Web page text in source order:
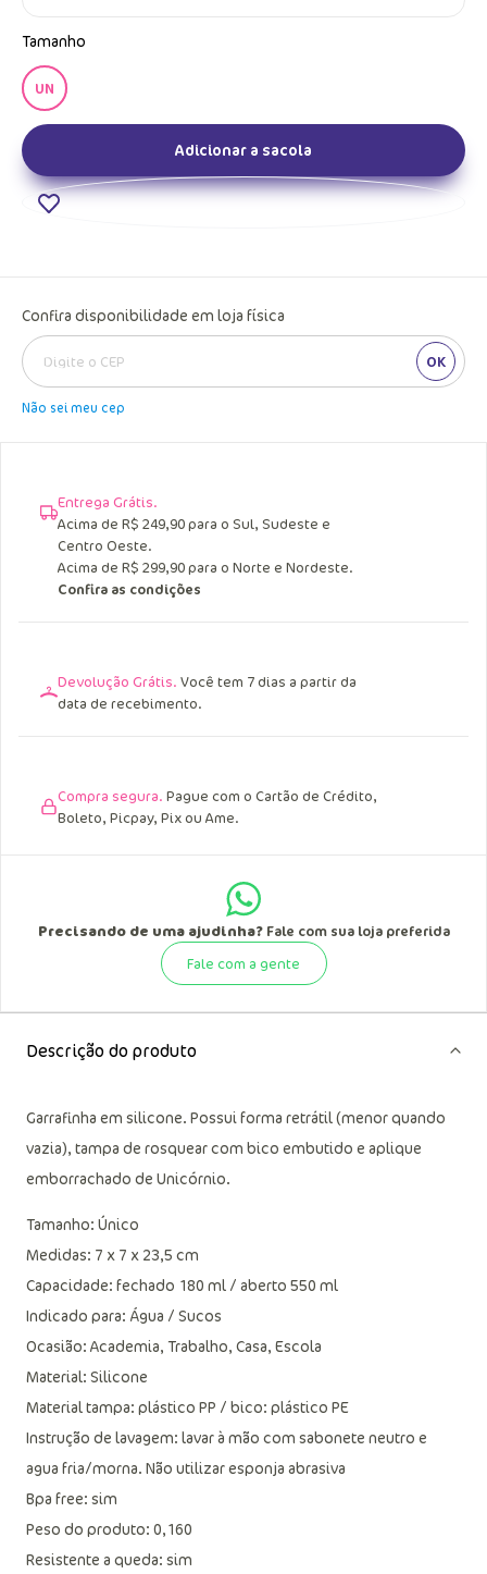
Tamanho
UN
Adicionar a sacola
Confira disponibilidade em loja física
OK
Não sei meu cep
Entrega Grátis.
Acima de R$ 249,90 para o Sul, Sudeste e
Centro Oeste.
Acima de R$ 299,90 para o Norte e Nordeste.
Confira as condições
Devolução Grátis. Você tem 7 dias a partir da
data de recebimento.
Compra segura. Pague com o Cartão de Crédito,
Boleto, Picpay, Pix ou Ame.
Precisando de uma ajudinha?Fale com sua loja preferida
Fale com a gente
Descrição do produto
Garrafinha em silicone. Possui forma retrátil (menor quando
vazia), tampa de rosquear com bico embutido e aplique
emborrachado de Unicórnio.
Tamanho: Único
Medidas: 7 x 7 x 23,5 cm
Capacidade: fechado 180 ml / aberto 550 ml
Indicado para: Água / Sucos
Ocasião: Academia, Trabalho, Casa, Escola
Material: Silicone
Material tampa: plástico PP / bico: plástico PE
Instrução de lavagem: lavar à mão com sabonete neutro e
agua fria/morna. Não utilizar esponja abrasiva
Bpa free: sim
Peso do produto: 0,160
Resistente a queda: sim